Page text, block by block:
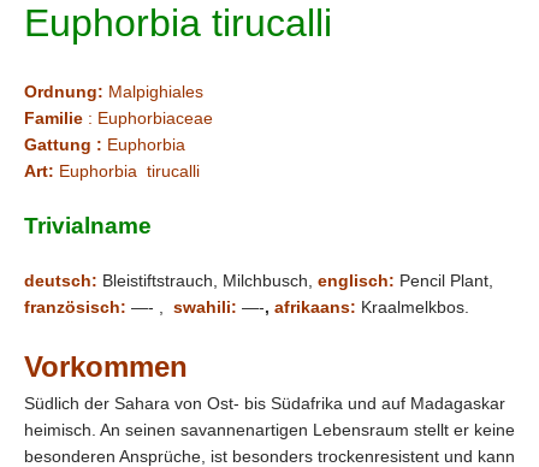
Euphorbia tirucalli
Ordnung: Malpighiales
Familie : Euphorbiaceae
Gattung : Euphorbia
Art: Euphorbia tirucalli
Trivialname
deutsch: Bleistiftstrauch, Milchbusch, englisch: Pencil Plant,
französisch: —- , swahili: —-, afrikaans: Kraalmelkbos.
Vorkommen
Südlich der Sahara von Ost- bis Südafrika und auf Madagaskar
heimisch. An seinen savannenartigen Lebensraum stellt er keine
besonderen Ansprüche, ist besonders trockenresistent und kann